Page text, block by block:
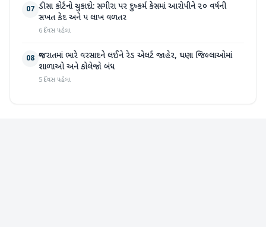
07 ડીસા કોર્ટનો ચુકાદો: સગીરા પર દુષ્કર્મ કેસમાં આરોપીને ૨૦ વર્ષની
સખત કેદ અને ૫ લાખ વળતર
6 દિવસ પહેલા
08 ગુજરાતમાં ભારે વરસાદને લઈને રેડ એલર્ટ જાહેર, ઘણા જિલ્લાઓમાં
શાળાઓ અને કોલેજો બંધ
5 દિવસ પહેલા